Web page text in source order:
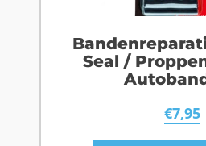
Seal /
€7,95